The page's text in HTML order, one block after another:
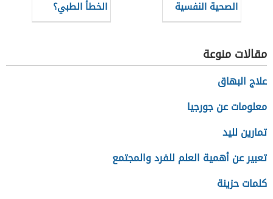
الصحية النفسية
(نظام سعودي)
الخطأ الطبي؟
مقالات منوعة
علاج البهاق
معلومات عن جورجيا
تمارين لليد
تعبير عن أهمية العلم للفرد والمجتمع
كلمات حزينة